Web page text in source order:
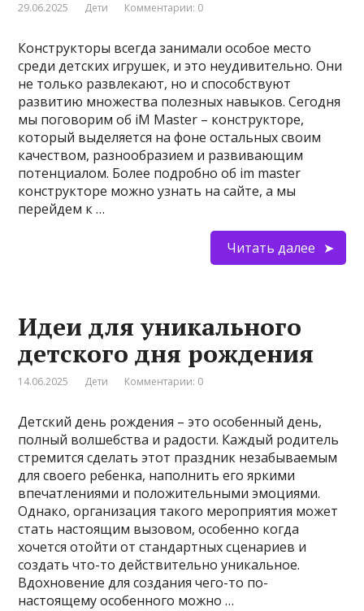
29.06.2025 Дети Комментарии: 0
Конструкторы всегда занимали особое место
среди детских игрушек, и это неудивительно. Они
не только развлекают, но и способствуют
развитию множества полезных навыков. Сегодня
мы поговорим об iM Master – конструкторе,
который выделяется на фоне остальных своим
качеством, разнообразием и развивающим
потенциалом. Более подробно об im master
конструкторе можно узнать на сайте, а мы
перейдем к …
Читать далее
Идеи для уникального
детского дня рождения
14.06.2025 Дети Комментарии: 0
Детский день рождения – это особенный день,
полный волшебства и радости. Каждый родитель
стремится сделать этот праздник незабываемым
для своего ребенка, наполнить его яркими
впечатлениями и положительными эмоциями.
Однако, организация такого мероприятия может
стать настоящим вызовом, особенно когда
хочется отойти от стандартных сценариев и
создать что-то действительно уникальное.
Вдохновение для создания чего-то по-
настоящему особенного можно …